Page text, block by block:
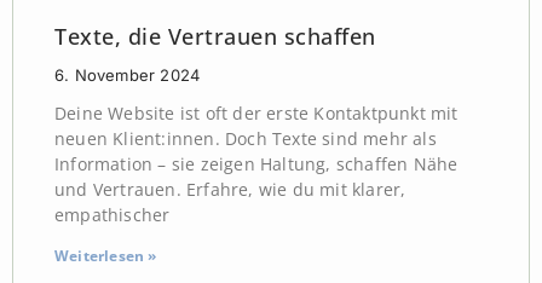
Texte, die Vertrauen schaffen
6. November 2024
Deine Website ist oft der erste Kontaktpunkt mit
neuen Klient:innen. Doch Texte sind mehr als
Information – sie zeigen Haltung, schaffen Nähe
und Vertrauen. Erfahre, wie du mit klarer,
empathischer
Weiterlesen »